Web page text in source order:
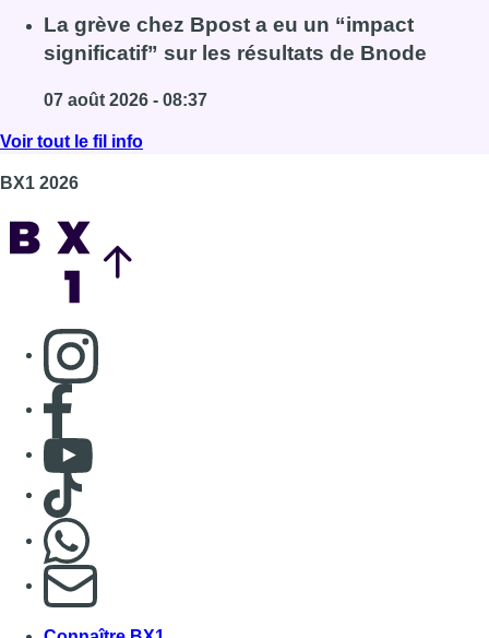
Lire l'article Le RWDM récolte déjà 100.000 euros
La grève chez Bpost a eu un “impact
significatif” sur les résultats de Bnode
07 août 2026 - 08:37
Lire l'article La grève chez Bpost a eu un “impact
Voir tout le fil info
BX1 2026
Consulter page Instagram
Consulter page Facebook
Consulter Youtube
Consulter TikTok
S'abonner à notre newsletter